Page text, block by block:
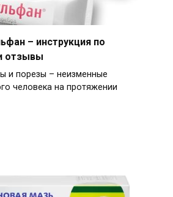
– инструкция по
отзывы
и порезы – неизменные
человека на протяжении